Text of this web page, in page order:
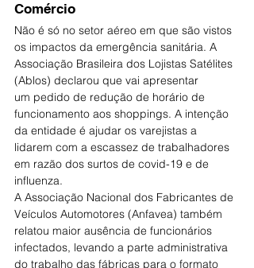
Comércio
Não é só no setor aéreo em que são vistos
os impactos da emergência sanitária. A
Associação Brasileira dos Lojistas Satélites
(Ablos) declarou que vai apresentar
um pedido de redução de horário de
funcionamento aos shoppings. A intenção
da entidade é ajudar os varejistas a
lidarem com a escassez de trabalhadores
em razão dos surtos de covid-19 e de
influenza.
A Associação Nacional dos Fabricantes de
Veículos Automotores (Anfavea) também
relatou maior ausência de funcionários
infectados, levando a parte administrativa
do trabalho das fábricas para o formato